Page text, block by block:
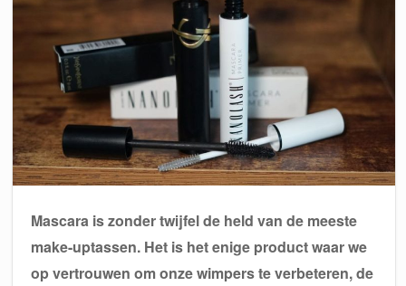
Mascara is zonder twijfel de held van de meeste
make-uptassen. Het is het enige product waar we
op vertrouwen om onze wimpers te verbeteren, de